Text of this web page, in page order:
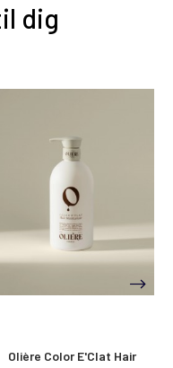
dig
Olière Color E'Clat Hair